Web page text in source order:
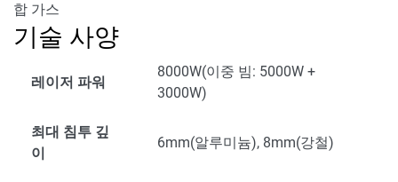
합 가스
기술 사양
레이저 파워
8000W(이중 빔: 5000W +
3000W)
최대 침투 깊
이
6mm(알루미늄), 8mm(강철)